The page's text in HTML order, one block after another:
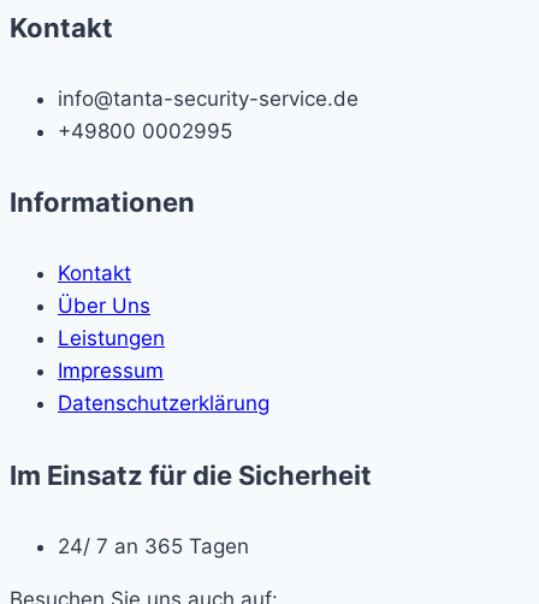
Kontakt
info@tanta-security-service.de
+49800 0002995
Informationen
Kontakt
Über Uns
Leistungen
Impressum
Datenschutzerklärung
Im Einsatz für die Sicherheit
24/ 7 an 365 Tagen
Besuchen Sie uns auch auf: